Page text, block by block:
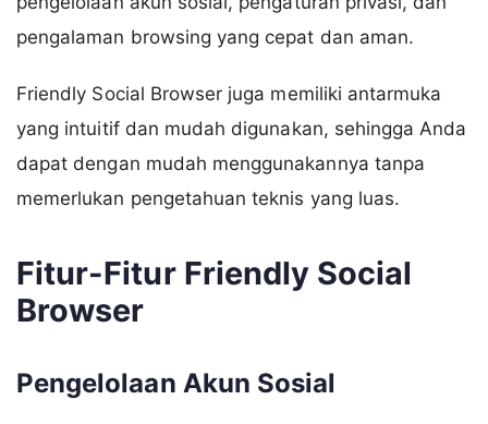
pengalaman browsing yang cepat dan aman.
Friendly Social Browser juga memiliki antarmuka
yang intuitif dan mudah digunakan, sehingga Anda
dapat dengan mudah menggunakannya tanpa
memerlukan pengetahuan teknis yang luas.
Fitur-Fitur Friendly Social
Browser
Pengelolaan Akun Sosial